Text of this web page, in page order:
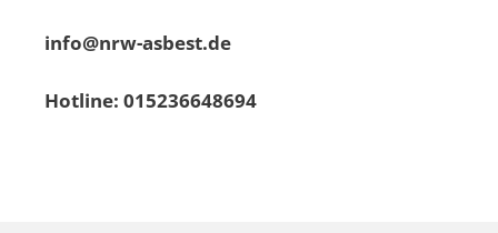
info@nrw-asbest.de
Hotline: 015236648694